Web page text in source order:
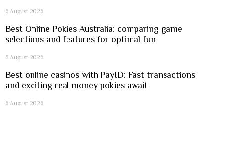
6 August 2026
Best Online Pokies Australia: comparing game
selections and features for optimal fun
6 August 2026
Best online casinos with PayID: Fast transactions
and exciting real money pokies await
6 August 2026